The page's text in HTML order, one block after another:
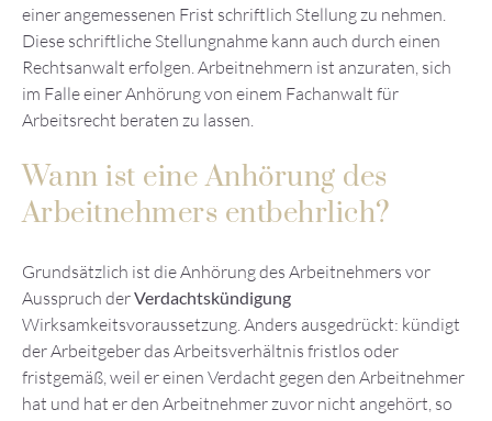
einer angemessenen Frist schriftlich Stellung zu nehmen.
Diese schriftliche Stellungnahme kann auch durch einen
Rechtsanwalt erfolgen. Arbeitnehmern ist anzuraten, sich
im Falle einer Anhörung von einem Fachanwalt für
Arbeitsrecht beraten zu lassen.
Wann ist eine Anhörung des
Arbeitnehmers entbehrlich?
Grundsätzlich ist die Anhörung des Arbeitnehmers vor
Ausspruch derVerdachtskündigung
Wirksamkeitsvoraussetzung. Anders ausgedrückt: kündigt
der Arbeitgeber das Arbeitsverhältnis fristlos oder
fristgemäß, weil er einen Verdacht gegen den Arbeitnehmer
hat und hat er den Arbeitnehmer zuvor nicht angehört, so